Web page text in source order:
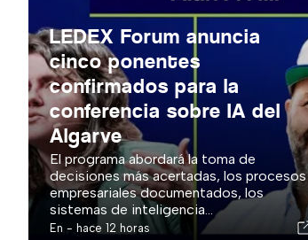
LEDEX Forum anuncia
cinco ponentes
confirmados para la
conferencia sobre IA del
Algarve
El programa abordará la toma de
decisiones más acertadas, los procesos
empresariales documentados, los
sistemas de inteligencia...
En - hace 12 horas